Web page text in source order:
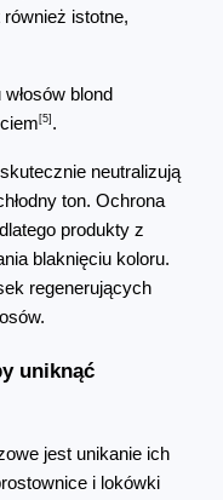
istotne,
blond
[5] .
neutralizują
ton. Ochrona
produkty z
blaknięciu koloru.
regenerujących
uniknąć
jest unikanie ich
i lokówki